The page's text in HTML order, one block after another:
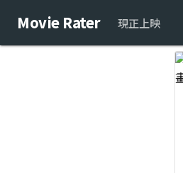
Movie Rater 現正上映